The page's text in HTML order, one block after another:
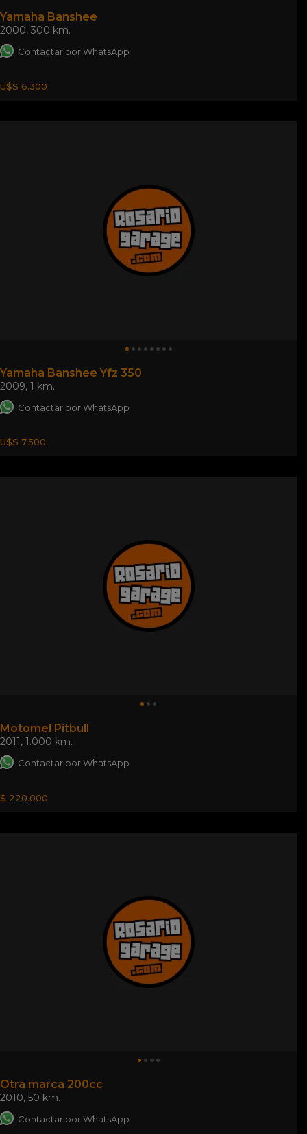
Yamaha Banshee
2000, 300 km.
Contactar por WhatsApp
U$S 6.300
Yamaha Banshee Yfz 350
2009, 1 km.
Contactar por WhatsApp
U$S 7.500
Motomel Pitbull
2011 , 1.000 km.
Contactar por WhatsApp
$ 220.000
Otra marca 200cc
2010, 50 km.
Contactar por WhatsApp